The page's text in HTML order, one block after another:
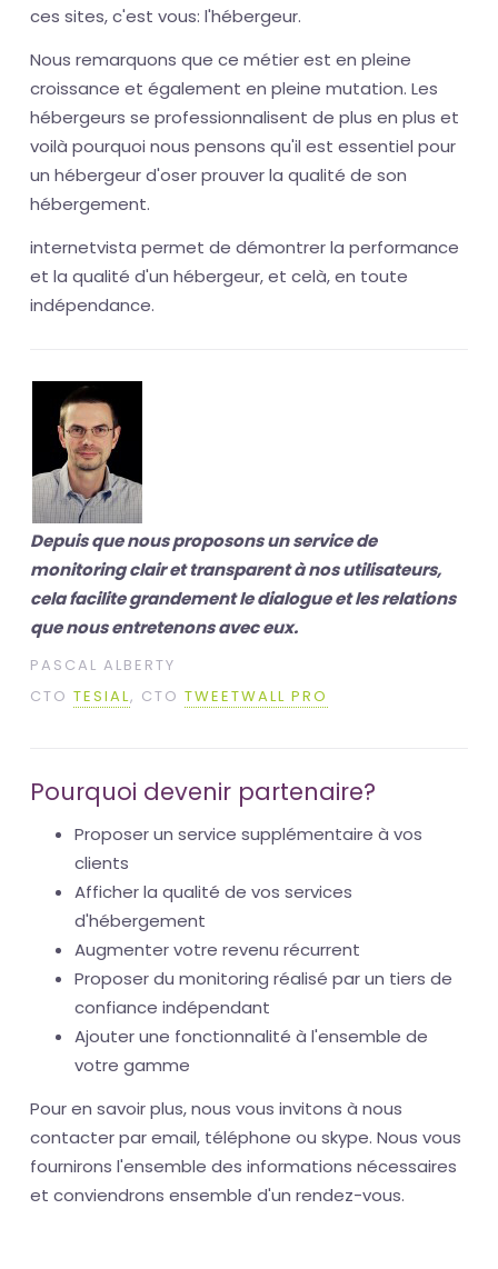
ces sites, c'est vous: l'hébergeur.
Nous remarquons que ce métier est en pleine
croissance et également en pleine mutation. Les
hébergeurs se professionnalisent de plus en plus et
voilà pourquoi nous pensons qu'il est essentiel pour
un hébergeur d'oser prouver la qualité de son
hébergement.
internetvista permet de démontrer la performance
et la qualité d'un hébergeur, et celà, en toute
indépendance.
Depuis que nous proposons un service de
monitoring clair et transparent à nos utilisateurs,
cela facilite grandement le dialogue et les relations
que nous entretenons avec eux.
PASCAL ALBERTY
CTO TESIAL, CTO TWEETWALL PRO
Pourquoi devenir partenaire?
Proposer un service supplémentaire à vos
clients
Afficher la qualité de vos services
d'hébergement
Augmenter votre revenu récurrent
Proposer du monitoring réalisé par un tiers de
confiance indépendant
Ajouter une fonctionnalité à l'ensemble de
votre gamme
Pour en savoir plus, nous vous invitons à nous
contacter par email, téléphone ou skype. Nous vous
fournirons l'ensemble des informations nécessaires
et conviendrons ensemble d'un rendez-vous.